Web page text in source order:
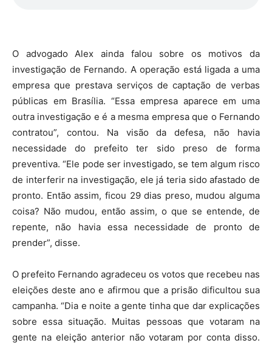
O advogado Alex ainda falou sobre os motivos da
investigação de Fernando. A operação está ligada a uma
empresa que prestava serviços de captação de verbas
públicas em Brasília. “Essa empresa aparece em uma
outra investigação e é a mesma empresa que o Fernando
contratou”, contou. Na visão da defesa, não havia
necessidade do prefeito ter sido preso de forma
preventiva. “Ele pode ser investigado, se tem algum risco
de interferir na investigação, ele já teria sido afastado de
pronto. Então assim, ficou 29 dias preso, mudou alguma
coisa? Não mudou, então assim, o que se entende, de
repente, não havia essa necessidade de pronto de
prender”, disse.
O prefeito Fernando agradeceu os votos que recebeu nas
eleições deste ano e afirmou que a prisão dificultou sua
campanha. “Dia e noite a gente tinha que dar explicações
sobre essa situação. Muitas pessoas que votaram na
gente na eleição anterior não votaram por conta disso.